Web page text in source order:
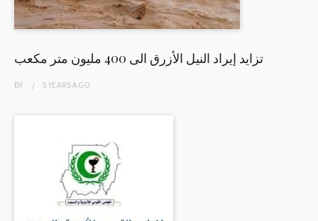
تزايد إيراد النيل الأزرق الى 400 مليون متر مكعب
BY 5 YEARSAGO